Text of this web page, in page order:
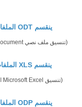
ينقسم ODT الملفات
(تنسيق ملف نصي OpenDocument)
ينقسم XLS الملفات
(تنسيق Microsoft Excel الثنائي)
ينقسم ODP الملفات